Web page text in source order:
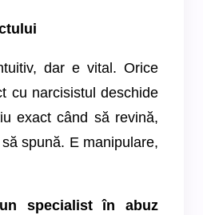
dar e vital. Orice
cu narcisistul deschide
exact când să revină,
spună. E manipulare,
specialist în abuz